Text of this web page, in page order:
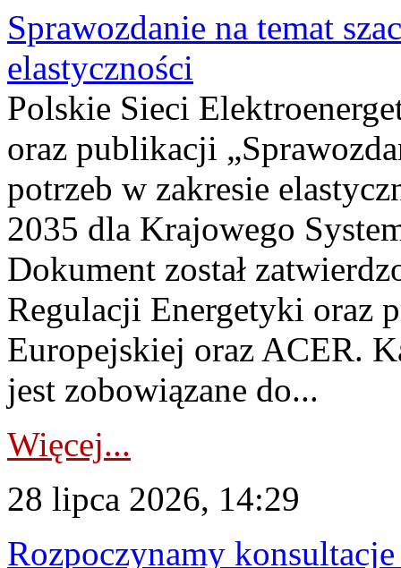
Sprawozdanie na temat
elastyczności
Polskie Sieci
oraz publikacji
potrzeb w zakresie
2035 dla Krajowego
Dokument został
Regulacji Energetyki oraz
Europejskiej oraz ACER.
jest zobowiązane do...
Więcej...
28 lipca 2026, 14:29
Rozpoczynamy